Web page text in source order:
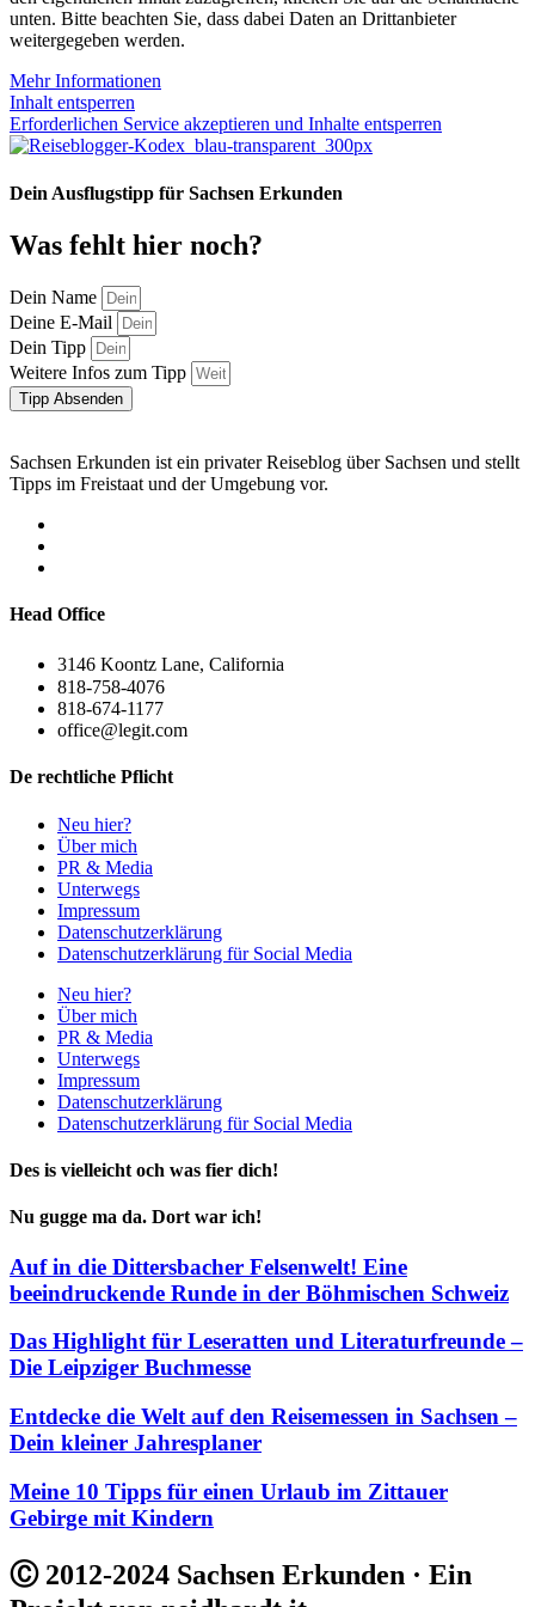
unten. Bitte beachten Sie, dass dabei Daten an Drittanbieter
weitergegeben werden.
Mehr Informationen
Inhalt entsperren
Erforderlichen Service akzeptieren und Inhalte entsperren
Dein Ausflugstipp für Sachsen Erkunden
Was fehlt hier noch?
Dein Name
Deine E-Mail
Dein Tipp
Weitere Infos zum Tipp
Tipp Absenden
Sachsen Erkunden ist ein privater Reiseblog über Sachsen und stellt
Tipps im Freistaat und der Umgebung vor.
Head Office
3146 Koontz Lane, California
818-758-4076
818-674-1177
office@legit.com
De rechtliche Pflicht
Neu hier?
Über mich
PR & Media
Unterwegs
Impressum
Datenschutzerklärung
Datenschutzerklärung für Social Media
Neu hier?
Über mich
PR & Media
Unterwegs
Impressum
Datenschutzerklärung
Datenschutzerklärung für Social Media
Des is vielleicht och was fier dich!
Nu gugge ma da. Dort war ich!
Auf in die Dittersbacher Felsenwelt! Eine
beeindruckende Runde in der Böhmischen Schweiz
Das Highlight für Leseratten und Literaturfreunde –
Die Leipziger Buchmesse
Entdecke die Welt auf den Reisemessen in Sachsen –
Dein kleiner Jahresplaner
Meine 10 Tipps für einen Urlaub im Zittauer
Gebirge mit Kindern
Ⓒ 2012-2024 Sachsen Erkunden · Ein